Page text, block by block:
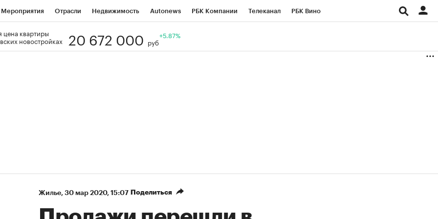
Мероприятия Отрасли Недвижимость Autonews РБК Компании Телеканал РБК Вино
Визионеры
цена квартиры
новостройках
20 672 000 руб
+5.87%
Жилье⁠, 30 мар 2020, 15:07 Поделиться